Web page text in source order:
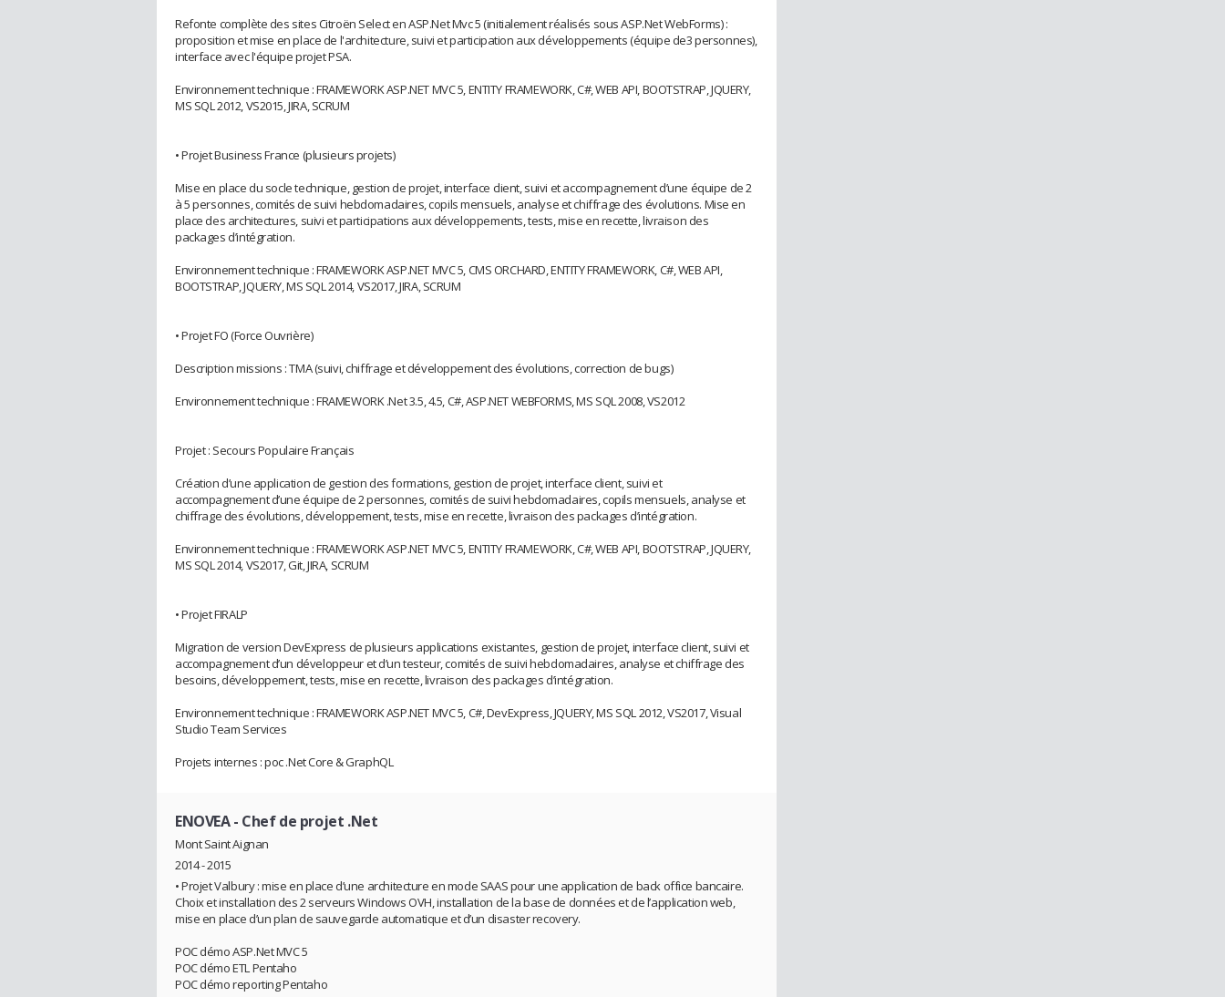
Refonte complète des sites Citroën Select en ASP.Net Mvc 5 (initialement réalisés sous ASP.Net WebForms) :
proposition et mise en place de l'architecture, suivi et participation aux développements (équipe de3 personnes),
interface avec l'équipe projet PSA.
Environnement technique : FRAMEWORK ASP.NET MVC 5, ENTITY FRAMEWORK, C#, WEB API, BOOTSTRAP, JQUERY,
MS SQL 2012, VS2015, JIRA, SCRUM
• Projet Business France (plusieurs projets)
Mise en place du socle technique, gestion de projet, interface client, suivi et accompagnement d’une équipe de 2
à 5 personnes, comités de suivi hebdomadaires, copils mensuels, analyse et chiffrage des évolutions. Mise en
place des architectures, suivi et participations aux développements, tests, mise en recette, livraison des
packages d’intégration.
Environnement technique : FRAMEWORK ASP.NET MVC 5, CMS ORCHARD, ENTITY FRAMEWORK, C#, WEB API,
BOOTSTRAP, JQUERY, MS SQL 2014, VS2017, JIRA, SCRUM
• Projet FO (Force Ouvrière)
Description missions : TMA (suivi, chiffrage et développement des évolutions, correction de bugs)
Environnement technique : FRAMEWORK .Net 3.5, 4.5, C#, ASP.NET WEBFORMS, MS SQL 2008, VS2012
Projet : Secours Populaire Français
Création d’une application de gestion des formations, gestion de projet, interface client, suivi et
accompagnement d’une équipe de 2 personnes, comités de suivi hebdomadaires, copils mensuels, analyse et
chiffrage des évolutions, développement, tests, mise en recette, livraison des packages d’intégration.
Environnement technique : FRAMEWORK ASP.NET MVC 5, ENTITY FRAMEWORK, C#, WEB API, BOOTSTRAP, JQUERY,
MS SQL 2014, VS2017, Git, JIRA, SCRUM
• Projet FIRALP
Migration de version DevExpress de plusieurs applications existantes, gestion de projet, interface client, suivi et
accompagnement d’un développeur et d’un testeur, comités de suivi hebdomadaires, analyse et chiffrage des
besoins, développement, tests, mise en recette, livraison des packages d’intégration.
Environnement technique : FRAMEWORK ASP.NET MVC 5, C#, DevExpress, JQUERY, MS SQL 2012, VS2017, Visual
Studio Team Services
Projets internes : poc .Net Core & GraphQL
ENOVEA- Chef de projet .Net
Mont Saint Aignan
2014 - 2015
• Projet Valbury : mise en place d’une architecture en mode SAAS pour une application de back office bancaire.
Choix et installation des 2 serveurs Windows OVH, installation de la base de données et de l’application web,
mise en place d’un plan de sauvegarde automatique et d’un disaster recovery.
POC démo ASP.Net MVC 5
POC démo ETL Pentaho
POC démo reporting Pentaho